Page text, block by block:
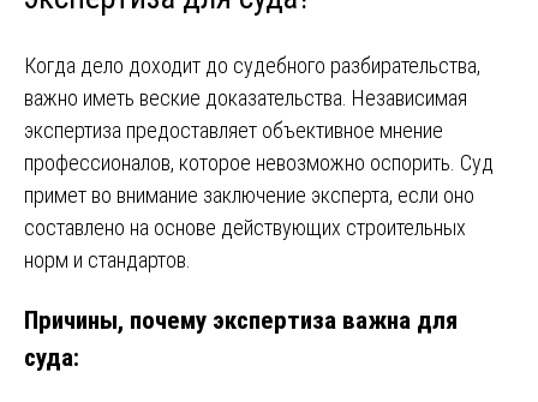
Когда дело доходит до судебного разбирательства,
важно иметь веские доказательства. Независимая
экспертиза предоставляет объективное мнение
профессионалов, которое невозможно оспорить. Суд
примет во внимание заключение эксперта, если оно
составлено на основе действующих строительных
норм и стандартов.
Причины, почему экспертиза важна для
суда: